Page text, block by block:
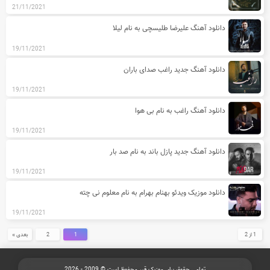
21/11/2021
دانلود آهنگ علیرضا طلیسچی به نام لیلا
19/11/2021
دانلود آهنگ جدید راغب صدای باران
19/11/2021
دانلود آهنگ راغب به نام بی هوا
19/11/2021
دانلود آهنگ جدید پازل باند به نام صد بار
19/11/2021
دانلود موزیک ویدئو بهنام بهرام به نام معلوم نی چته
19/11/2021
1 از 2 1
2 بعدی »